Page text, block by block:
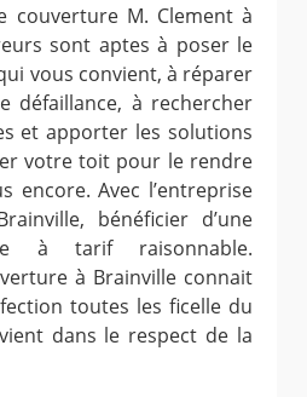
couverture M. Clement à
sont aptes à poser le
vous convient, à réparer
défaillance, à rechercher
et apporter les solutions
votre toit pour le rendre
encore. Avec l’entreprise
bénéficier d’une
à tarif raisonnable.
à Brainville connait
toutes les ficelle du
dans le respect de la